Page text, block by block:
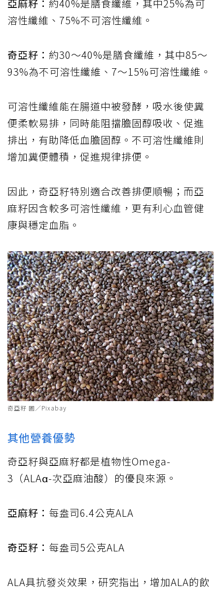
亞麻籽： 約40%是膳食纖維，其中25%為可
溶性纖維、75%不可溶性纖維。
奇亞籽： 約30～40%是膳食纖維，其中85～
93%為不可溶性纖維、7～15%可溶性纖維。
可溶性纖維能在腸道中被發酵，吸水後使糞
便柔軟易排，同時能阻擋膽固醇吸收、促進
排出，有助降低血膽固醇。不可溶性纖維則
增加糞便體積，促進規律排便。
因此，奇亞籽特別適合改善排便順暢；而亞
麻籽因含較多可溶性纖維，更有利心血管健
康與穩定血脂。
奇亞籽 圖／Pixabay
其他營養優勢
奇亞籽與亞麻籽都是植物性Omega-
3（ALAα-次亞麻油酸）的優良來源。
亞麻籽： 每盎司6.4公克ALA
奇亞籽： 每盎司5公克ALA
ALA具抗發炎效果，研究指出，增加ALA的飲